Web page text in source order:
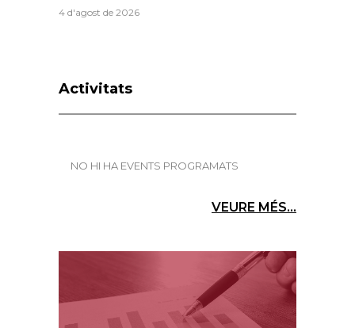
4 d'agost de 2026
Activitats
NO HI HA EVENTS PROGRAMATS
VEURE MÉS...